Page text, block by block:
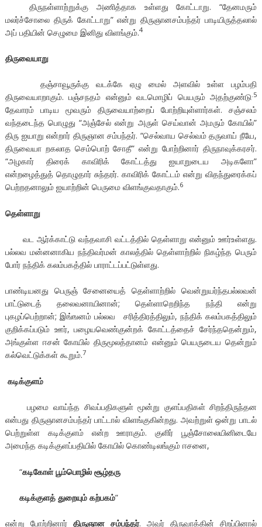
திருநள்ளாற்றுக்கு அணித்தாக உள்ளது கோட்டாறு. “தேனமரும்
மலர்ச்சோலை திருக் கோட்டாறு” என்று திருஞானசம்பந்தர் பாடியிருத்தலால்
அப் பதியின் செழுமை இனிது விளங்கும்.4
திருவையாறு
தஞ்சாவூருக்கு வடக்கே ஏழு மைல் அளவில் உள்ள பழம்பதி
திருவையாறாகும். பஞ்சநதம் என்னும் வடமொழிப் பெயரும் அதற்குண்டு .5
தேவாரம் பாடிய மூவரும் திருவையாற்றைப் போற்றியுள்ளார்கள். சஞ்சலம்
வந்தடைந்த பொழுது “அஞ்சேல் என்று அருள் செய்வான் அமரும் கோயில்”
திரு ஐயாறு என்றார் திருஞான சம்பந்தர். “செல்வாய செல்வம் தருவாய் நீயே,
திருவையா றகலாத செம்பொற் சோதீ” என்று போற்றினார் திருநாவுக்கரசர்.
“அழகார் திரைக் காவிரிக் கோட்டத்து ஐயாறுடைய அடிகளோ”
என்றழைத்துத் தொழுதார் சுந்தரர். காவிரிக் கோட்டம் என்று விதந்துரைக்கப்
பெற்றதனாலும் ஐயாற்றின் பெருமை விளங்குவதாகும்.6
தெள்ளாறு
வட ஆர்க்காட்டு வந்தவாசி வட்டத்தில் தெள்ளாறு என்னும் ஊர்உள்ளது.
பல்லவ மன்னனாகிய நந்திவர்மன் காலத்தில் தெள்ளாற்றில் நிகழ்ந்த பெரும்
போர் நந்திக் கலம்பகத்தில் பாராட்டப்பட்டுள்ளது.
பாண்டியனது பெருஞ் சேனையைத் தெள்ளாற்றில் வென்றுயர்ந்தபல்லவன்
பாட்டுடைத் தலைவனாயினான்; தெள்ளாறெறிந்த நந்தி என்று
புகழப்பெற்றான்; இங்ஙனம் பல்லவ சரித்திரத்திலும், நந்திக் கலம்பகத்திலும்
குறிக்கப்படும் ஊர், பழையவெண்குன்றக் கோட்டத்தைச் சேர்ந்ததென்றும்,
அங்குள்ள ஈசன் கோயில் திருமூலத்தானம் என்னும் பெயருடைய தென்றும்
கல்வெட்டுக்கள் கூறும்.7
கடிக்குளம்
பழமை வாய்ந்த சிவப்பதிகளுள் மூன்று குளப்பதிகள் சிறந்திருந்தன
என்பது திருஞானசம்பந்தர் பாட்டால் விளங்குகின்றது. அவற்றுள் ஒன்று பாடல்
பெற்றுள்ள கடிக்குளம் என்ற ஊராகும். குளிர் பூஞ்சோலையினிடையே
அமைந்த கடிக்குளப்பதியில் கோயில் கொண்டிலங்கும் ஈசனை,
“கடிகோள் பூம்பொழில் சூழ்தரு
கடிக்குளத் துறையும் கற்பகம்”
என்று போற்றினார் திருஞான சம்பந்தர். அவர் திருவாக்கின் சிறப்பினால்